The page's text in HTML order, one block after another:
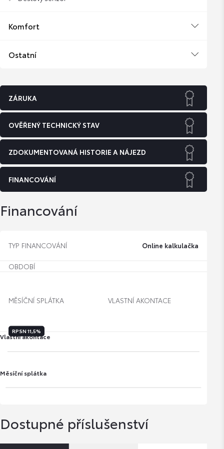
Komfort
Ostatní
ZÁRUKA
OVĚŘENÝ TECHNICKÝ STAV
ZDOKUMENTOVANÁ HISTORIE A NÁJEZD
FINANCOVÁNÍ
Financování
TYP FINANCOVÁNÍ Online kalkulačka
OBDOBÍ
RPSN11,5%
MĚSÍČNÍ SPLÁTKA VLASTNÍ AKONTACE
Vlastní akontace
Měsíční splátka
Dostupné příslušenství